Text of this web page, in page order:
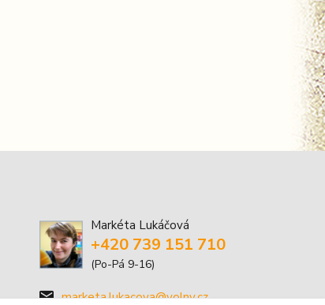
Markéta Lukáčová
+420 739 151 710
(Po-Pá 9-16)
marketa.lukacova@volny.cz